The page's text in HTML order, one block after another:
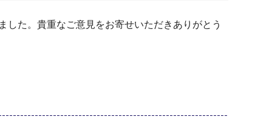
た。貴重なご意見をお寄せいただきありがとう